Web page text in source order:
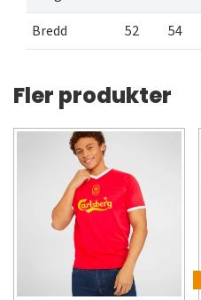
Bredd
52 54
Fler produkter